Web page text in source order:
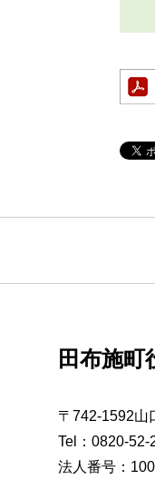
田布施町
〒742-1592山
Tel：0820-
法人番号：